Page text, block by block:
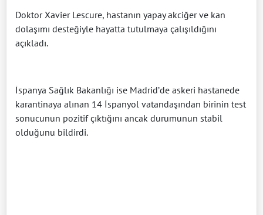
Doktor Xavier Lescure, hastanın yapay akciğer ve kan
dolaşımı desteğiyle hayatta tutulmaya çalışıldığını
açıkladı.
İspanya Sağlık Bakanlığı ise Madrid’de askeri hastanede
karantinaya alınan 14 İspanyol vatandaşından birinin test
sonucunun pozitif çıktığını ancak durumunun stabil
olduğunu bildirdi.